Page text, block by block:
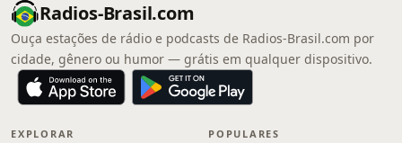
Radios-Brasil.com
Ouça estações de rádio e podcasts de Radios-Brasil.com por
cidade, gênero ou humor — grátis em qualquer dispositivo.
EXPLORAR POPULARES